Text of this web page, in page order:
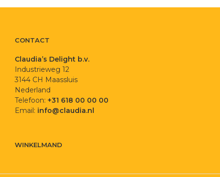
CONTACT
Claudia’s Delight b.v.
Industrieweg 12
3144 CH Maassluis
Nederland
Telefoon: +31 618 00 00 00
Email: info@claudia.nl
WINKELMAND